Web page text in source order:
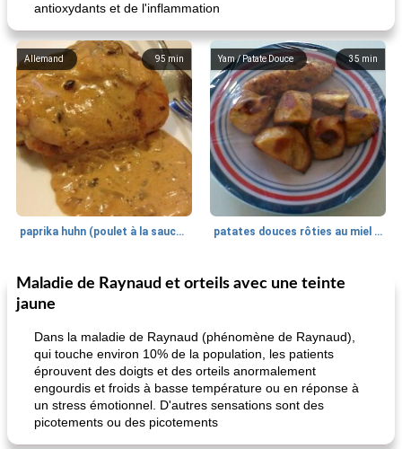
antioxydants et de l'inflammation
95 min
Allemand
paprika huhn (poulet à la sauce paprika).
35 min
Yam / Patate Douce
patates douces rôties au miel / kumara
25min
Petit déjeuner et brunch Viande et volaille
Maladie de Raynaud et orteils avec une teinte
jaune
Dans la maladie de Raynaud (phénomène de Raynaud),
qui touche environ 10% de la population, les patients
éprouvent des doigts et des orteils anormalement
engourdis et froids à basse température ou en réponse à
un stress émotionnel. D'autres sensations sont des
picotements ou des picotements